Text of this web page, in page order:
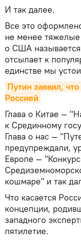
И так далее.
Все это
не менее тяжелые
о США
отсылает к
единстве мы
Путин заявил,
Россией
Глава о Китае —
к Срединному
Глава о нас —
предупреждали,
Европе —
кошмаре" и так
Что касается
концепции,
западного
пятилетие.